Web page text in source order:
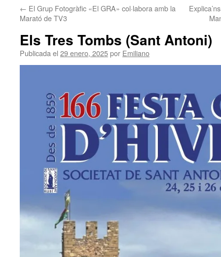
contenido
← El Grup Fotogràfic «El GRA» col·labora amb la
Marató de TV3
Els Tres Tombs (Sant Antoni)
Publicada el 29 enero, 2025por Emiliano